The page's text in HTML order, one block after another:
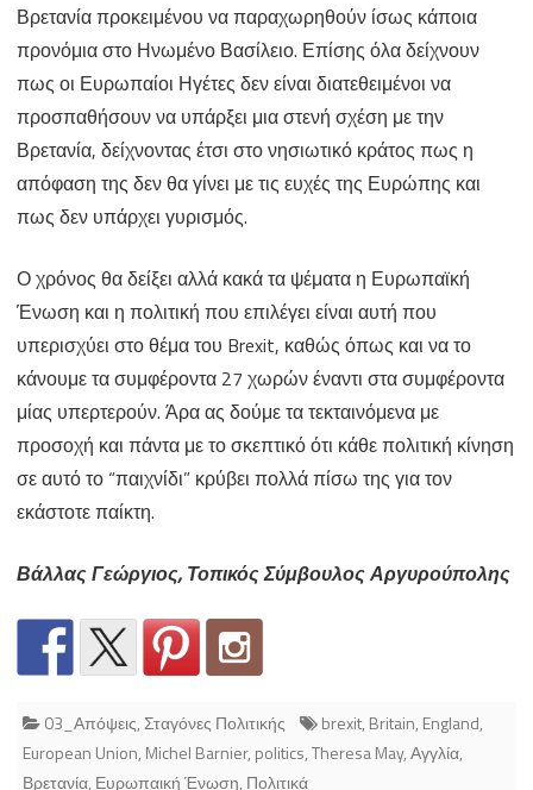
Βρετανία προκειμένου να παραχωρηθούν ίσως κάποια
προνόμια στο Ηνωμένο Βασίλειο. Επίσης όλα δείχνουν
πως οι Ευρωπαίοι Ηγέτες δεν είναι διατεθειμένοι να
προσπαθήσουν να υπάρξει μια στενή σχέση με την
Βρετανία, δείχνοντας έτσι στο νησιωτικό κράτος πως η
απόφαση της δεν θα γίνει με τις ευχές της Ευρώπης και
πως δεν υπάρχει γυρισμός.
Ο χρόνος θα δείξει αλλά κακά τα ψέματα η Ευρωπαϊκή
Ένωση και η πολιτική που επιλέγει είναι αυτή που
υπερισχύει στο θέμα του Brexit, καθώς όπως και να το
κάνουμε τα συμφέροντα 27 χωρών έναντι στα συμφέροντα
μίας υπερτερούν. Άρα ας δούμε τα τεκταινόμενα με
προσοχή και πάντα με το σκεπτικό ότι κάθε πολιτική κίνηση
σε αυτό το “παιχνίδι” κρύβει πολλά πίσω της για τον
εκάστοτε παίκτη.
Βάλλας Γεώργιος, Τοπικός Σύμβουλος Αργυρούπολης
03_Απόψεις,Σταγόνες Πολιτικής brexit, Britain, England,
European Union, Michel Barnier, politics,Theresa May,Αγγλία,
Βρετανία, Ευρωπαική Ένωση, Πολιτικά